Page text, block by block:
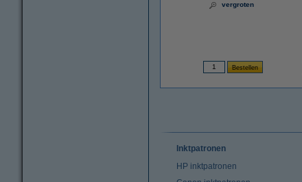
vergroten
Inktpatronen
HP inktpatronen